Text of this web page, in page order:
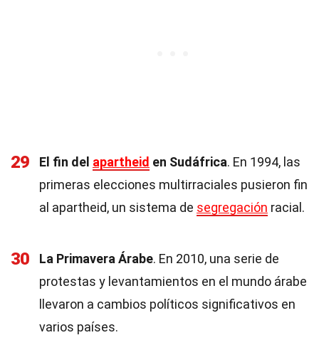
29 El fin del apartheid en Sudáfrica. En 1994, las
primeras elecciones multirraciales pusieron fin
al apartheid, un sistema de segregación racial.
30 La Primavera Árabe. En 2010, una serie de
protestas y levantamientos en el mundo árabe
llevaron a cambios políticos significativos en
varios países.